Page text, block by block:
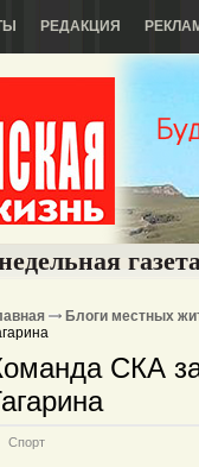
РЕДАКЦИЯ
Блоги местных
СКА
Спорт